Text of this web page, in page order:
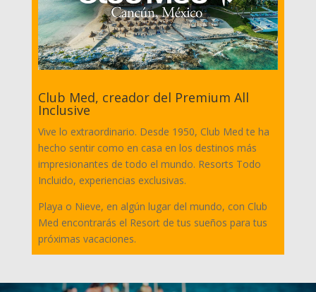
Club Med, creador del Premium All
Inclusive
Vive lo extraordinario. Desde 1950, Club Med te ha
hecho sentir como en casa en los destinos más
impresionantes de todo el mundo. Resorts Todo
Incluido, experiencias exclusivas.
Playa o Nieve, en algún lugar del mundo, con Club
Med encontrarás el Resort de tus sueños para tus
próximas vacaciones.